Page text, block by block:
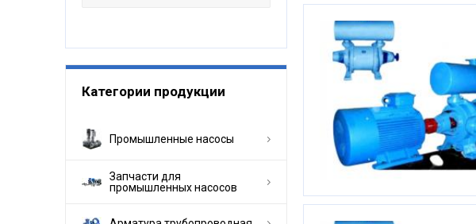
Категории продукции
Промышленные насосы
Запчасти для
промышленных насосов